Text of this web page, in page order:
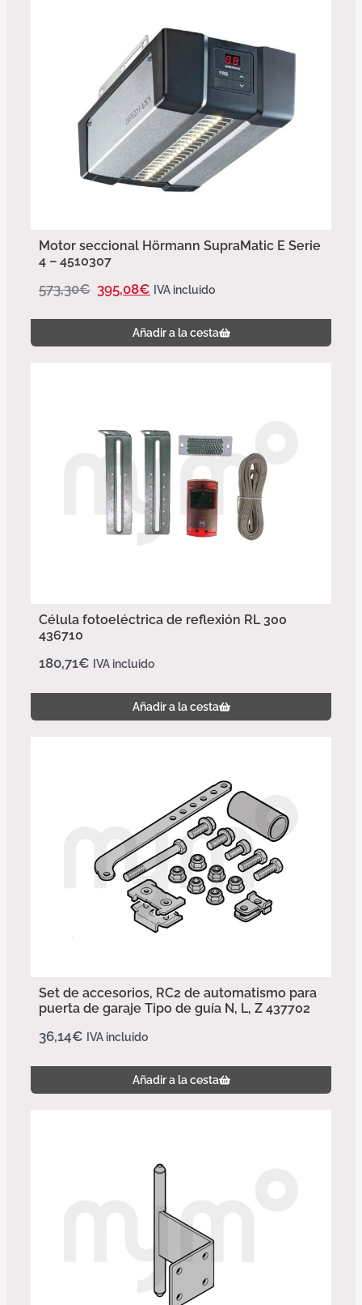
Motor seccional Hörmann SupraMatic E Serie
4 – 4510307
573,30€ 395,08€ IVA incluido
Añadir a la cesta
Célula fotoeléctrica de reflexión RL 300
436710
180,71€ IVA incluido
Añadir a la cesta
Set de accesorios, RC2 de automatismo para
puerta de garaje Tipo de guía N, L, Z 437702
36,14€ IVA incluido
Añadir a la cesta